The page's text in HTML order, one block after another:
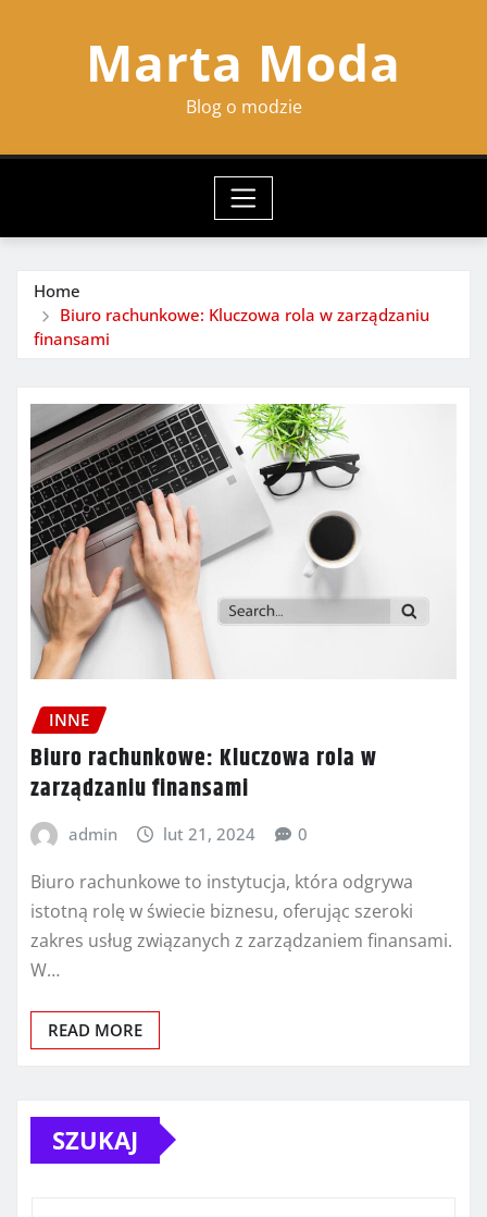
Marta Moda
Blog o modzie
Home
Biuro rachunkowe: Kluczowa rola w zarządzaniu
finansami
INNE
Biuro rachunkowe: Kluczowa rola w
zarządzaniu finansami
admin lut 21, 2024 0
Biuro rachunkowe to instytucja, która odgrywa
istotną rolę w świecie biznesu, oferując szeroki
zakres usług związanych z zarządzaniem finansami.
W…
READ MORE
SZUKAJ